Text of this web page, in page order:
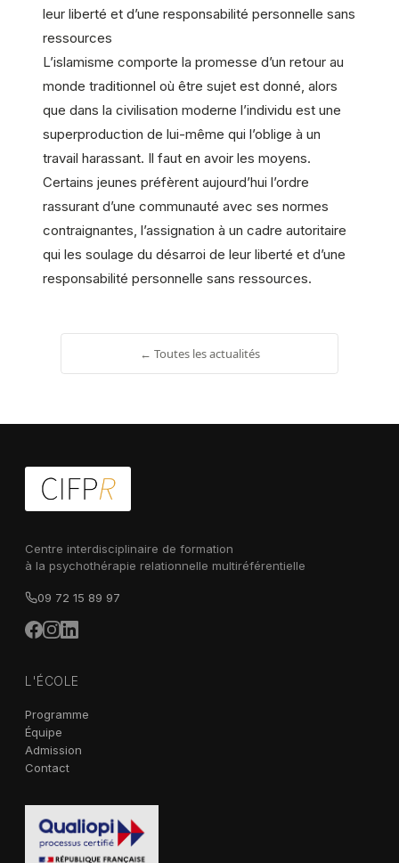
leur liberté et d’une responsabilité personnelle sans
ressources
L’islamisme comporte la promesse d’un retour au
monde traditionnel où être sujet est donné, alors
que dans la civilisation moderne l’individu est une
superproduction de lui-même qui l’oblige à un
travail harassant. Il faut en avoir les moyens.
Certains jeunes préfèrent aujourd’hui l’ordre
rassurant d’une communauté avec ses normes
contraignantes, l’assignation à un cadre autoritaire
qui les soulage du désarroi de leur liberté et d’une
responsabilité personnelle sans ressources.
← Toutes les actualités
Centre interdisciplinaire de formation
à la psychothérapie relationnelle multiréférentielle
09 72 15 89 97
L'ÉCOLE
Programme
Équipe
Admission
Contact